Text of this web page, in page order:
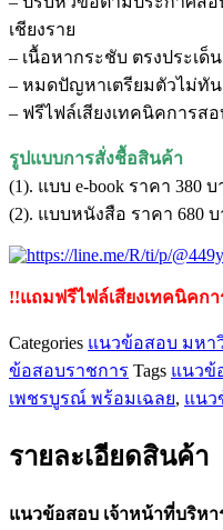
หน้าที่
บริหาร
งาน
ทั่วไป
มหาวิทยาลัย
ราชภัฏ
เชียงราย
ชิ้น
เชียงราย
– เนื้อหากระชับ ตรงประเด็น
– หมดปัญหาเตรียมตัวไม่ทั
– ฟรีไฟล์เสียงเทคนิคการ
รูปแบบการสั่งชื้อสินค้า
(1). แบบ e-book ราคา 380
(2). แบบหนังสือ ราคา 680
!!แถมฟรีไฟล์เสียงเทคนิคก
Categories แนวข้อสอบ มหา
ข้อสอบราชการ Tags แนวข้
เพชรบูรณ์ พร้อมเฉลย, แนว
รายละเอียดสินค้า
แนวข้อสอบ เจ้าหน้าที่บริห